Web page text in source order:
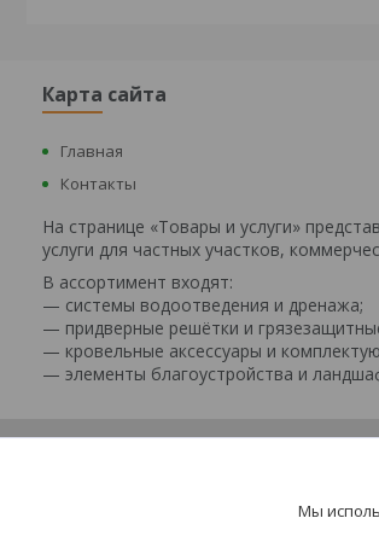
Карта сайта
Главная
Контакты
На странице «Товары и услуги»
услуги для частных участков,
В ассортимент входят:
— системы водоотведения и дренажа;
— придверные решётки и
— кровельные аксессуары и
— элементы благоустройства и
Мы